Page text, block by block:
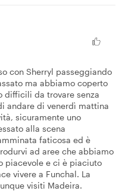
con Sherryl passeggiando
ma abbiamo coperto
difficili da trovare senza
andare di venerdì mattina
sicuramente uno
alla scena
faticosa ed è
ad aree che abbiamo
piacevole e ci è piaciuto
vivere a Funchal. La
visiti Madeira.